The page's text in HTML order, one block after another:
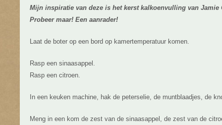
Mijn inspiratie van deze is het kerst kalkoenvulling van Jamie
Probeer maar! Een aanrader!
Laat de boter op een bord op kamertemperatuur komen.
Rasp een sinaasappel.
Rasp een citroen.
In een keuken machine, hak de peterselie, de muntblaadjes, de
Meng in een kom de zest van de sinaasappel, de zest van de